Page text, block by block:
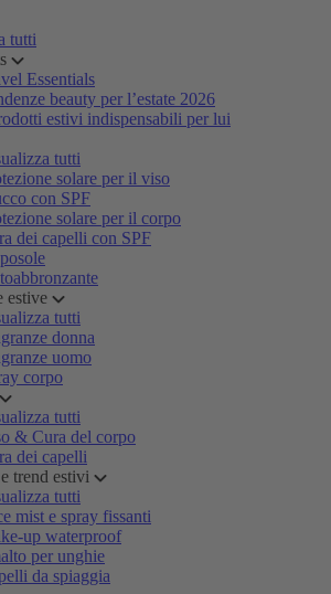
tutti
Essentials
beauty per l’estate 2026
estivi indispensabili per lui
tutti
solare per il viso
con SPF
solare per il corpo
dei capelli con SPF
estive
tutti
donna
uomo
corpo
tutti
& Cura del corpo
dei capelli
trend estivi
tutti
mist e spray fissanti
up waterproof
per unghie
da spiaggia